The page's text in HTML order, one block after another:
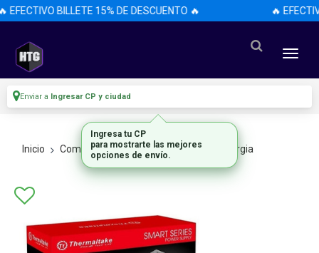
EFECTIVO BILLETE 15% DE DESCUENTO 🔥 🔥
Enviar a Ingresar CP y ciudad
Inicio Componentes De Pc Fuentes De Energia
Ingresa tu CP
para mostrarte las mejores
opciones de envío.